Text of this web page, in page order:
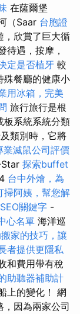
在薩爾堡
（Saar 台胞證
，欣賞了巨大循
待遇，按摩，
定是否植牙 較
殊餐廳的健康小
用冰箱，完美
旅行旅行是根
板系統系統分類
類別時，它將
業滅鼠公司評價
探索buffet
台中外燴，為
掃阿姨，幫您解
關鍵字 -
心名單 海洋巡
家的技巧，讓
者提供更隱私
和費用帶有稅
助聽器補助計
上的變化！ 網
因為兩家公司